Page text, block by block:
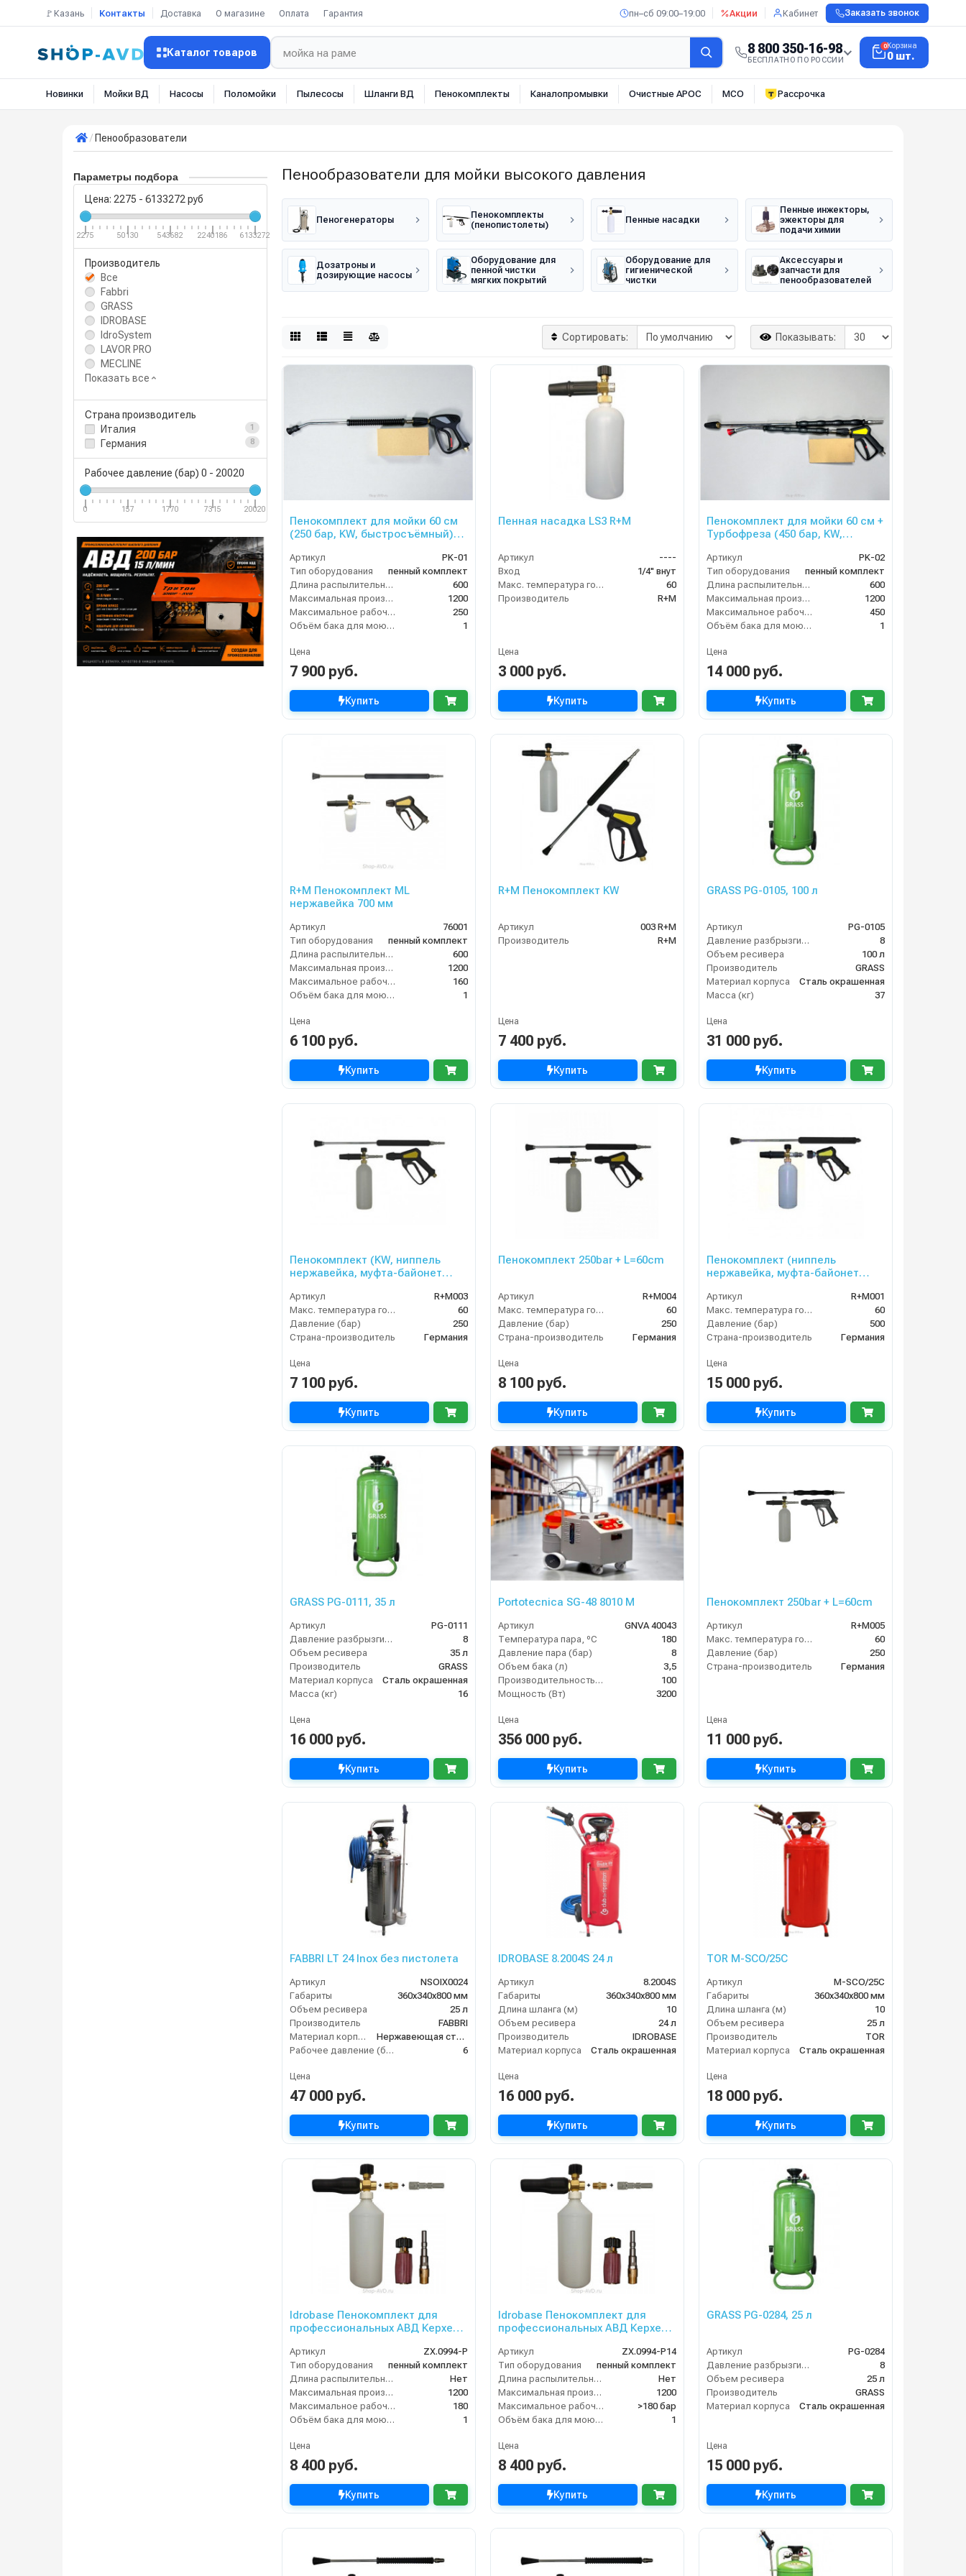
🚩Казань Контакты Доставка О магазине Оплата Гарантия пн–сб 09:00–19:00 Акции Кабинет Заказать звонок
Каталог товаров 8 800 350-16-98
БЕСПЛАТНО ПО РОССИИ
0Корзина
0 шт.
Новинки Мойки ВД Насосы Поломойки Пылесосы Шланги ВД Пенокомплекты Каналопромывки Очистные АРОС МСО Рассрочка
Пенообразователи
Параметры подбора
Цена: 2275 - 6133272 руб
2275 50130 543682 2240186 6133272
Производитель
Все
Fabbri
GRASS
IDROBASE
IdroSystem
LAVOR PRO
MECLINE
Показать все
Страна производитель
Италия
1
Германия 8
Рабочее давление (бар) 0 - 20020
0 157 1770 7315 20020
Пенообразователи для мойки высокого давления
Пеногенераторы
Пенокомплекты
(пенопистолеты)
Пенные насадки
Пенные инжекторы,
эжекторы для
подачи химии
Дозатроны и
дозирующие насосы
Оборудование для
пенной чистки
мягких покрытий
Оборудование для
гигиенической
чистки
Аксессуары и
запчасти для
пенообразователей
Сортировать: Показывать:
Пенокомплект для мойки 60 см
(250 бар, KW, быстросъёмный)
Артикул
PK-01
Тип оборудования
пенный комплект
Длина распылительного копья (мм)
600
Максимальная производительность по воде (л/ч)
1200
Максимальное рабочее давление (бар)
250
Объём бака для моющего средства (л)
1
Цена
7 900 руб.
Купить
Пенная насадка LS3 R+M
Артикул
----
Вход
1/4" внут
Макс. температура горячей воды (°C)
60
Производитель
R+M
Цена
3 000 руб.
Купить
Пенокомплект для мойки 60 см +
Турбофреза (450 бар, KW,
Артикул
PK-02
Тип оборудования
пенный комплект
Длина распылительного копья (мм)
600
Максимальная производительность по воде (л/ч)
1200
Максимальное рабочее давление (бар)
450
Объём бака для моющего средства (л)
1
Цена
14 000 руб.
Купить
R+M Пенокомплект ML
нержавейка 700 мм
Артикул
76001
Тип оборудования
пенный комплект
Длина распылительного копья (мм)
600
Максимальная производительность по воде (л/ч)
1200
Максимальное рабочее давление (бар)
160
Объём бака для моющего средства (л)
1
Цена
6 100 руб.
Купить
R+M Пенокомплект KW
Артикул
003 R+M
Производитель
R+M
Цена
7 400 руб.
Купить
GRASS PG-0105, 100 л
Артикул
PG-0105
Давление разбрызгивания (бар)
8
Объем ресивера
100 л
Производитель
GRASS
Материал корпуса
Сталь окрашенная
Масса (кг)
37
Цена
31 000 руб.
Купить
Пенокомплект (KW, ниппель
нержавейка, муфта-байонет
Артикул
R+M003
Макс. температура горячей воды (°C)
60
Давление (бар)
250
Страна-производитель
Германия
Цена
7 100 руб.
Купить
Пенокомплект 250bar + L=60cm
Артикул
R+M004
Макс. температура горячей воды (°C)
60
Давление (бар)
250
Страна-производитель
Германия
Цена
8 100 руб.
Купить
Пенокомплект (ниппель
нержавейка, муфта-байонет
Артикул
R+M001
Макс. температура горячей воды (°C)
60
Давление (бар)
500
Страна-производитель
Германия
Цена
15 000 руб.
Купить
GRASS PG-0111, 35 л
Артикул
PG-0111
Давление разбрызгивания (бар)
8
Объем ресивера
35 л
Производитель
GRASS
Материал корпуса
Сталь окрашенная
Масса (кг)
16
Цена
16 000 руб.
Купить
Portotecnica SG-48 8010 M
Артикул
GNVA 40043
Температура пара, ºС
180
Давление пара (бар)
8
Объем бака (л)
3,5
Производительность пара (гр/мин)
100
Мощность (Вт)
3200
Цена
356 000 руб.
Купить
Пенокомплект 250bar + L=60cm
Артикул
R+M005
Макс. температура горячей воды (°C)
60
Давление (бар)
250
Страна-производитель
Германия
Цена
11 000 руб.
Купить
FABBRI LT 24 Inox без пистолета
Артикул
NSOIX0024
Габариты
360х340х800 мм
Объем ресивера
25 л
Производитель
FABBRI
Материал корпуса
Нержавеющая сталь
Рабочее давление (бар)
6
Цена
47 000 руб.
Купить
IDROBASE 8.2004S 24 л
Артикул
8.2004S
Габариты
360х340х800 мм
Длина шланга (м)
10
Объем ресивера
24 л
Производитель
IDROBASE
Материал корпуса
Сталь окрашенная
Цена
16 000 руб.
Купить
TOR M-SCO/25C
Артикул
M-SCO/25C
Габариты
360х340х800 мм
Длина шланга (м)
10
Объем ресивера
25 л
Производитель
TOR
Материал корпуса
Сталь окрашенная
Цена
18 000 руб.
Купить
Idrobase Пенокомплект для
профессиональных АВД Керхер
Артикул
ZX.0994-P
Тип оборудования
пенный комплект
Длина распылительного копья (мм)
Нет
Максимальная производительность по воде (л/ч)
1200
Максимальное рабочее давление (бар)
180
Объём бака для моющего средства (л)
1
Цена
8 400 руб.
Купить
Idrobase Пенокомплект для
профессиональных АВД Керхер
Артикул
ZX.0994-P14
Тип оборудования
пенный комплект
Длина распылительного копья (мм)
Нет
Максимальная производительность по воде (л/ч)
1200
Максимальное рабочее давление (бар)
>180 бар
Объём бака для моющего средства (л)
1
Цена
8 400 руб.
Купить
GRASS PG-0284, 25 л
Артикул
PG-0284
Давление разбрызгивания (бар)
8
Объем ресивера
25 л
Производитель
GRASS
Материал корпуса
Сталь окрашенная
Цена
15 000 руб.
Купить